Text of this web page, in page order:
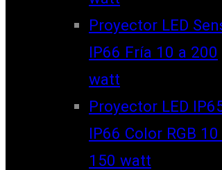
Proyector LED
IP66 Fría 10 a 200
watt
Proyector LED
IP66 Color RGB 10
150 watt